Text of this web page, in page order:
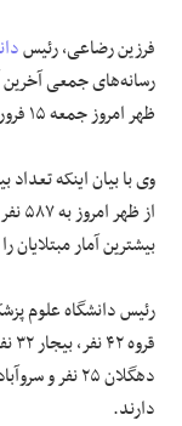
فرزین رضاعی، رئیس
رسانه‌های جمعی آخرین
ظهر امروز جمعه ۱۵ فروردین ماه را اعلام کرد.
وی با بیان اینکه
بیشترین آمار
قروه ۴۲ نفر، بیجار ۳۲ نفر،
دارند.